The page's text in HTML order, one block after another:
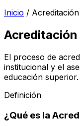
Inicio / Acreditación
Acreditación
El proceso de
institucional y el
educación superior.
Definición
¿Qué es la